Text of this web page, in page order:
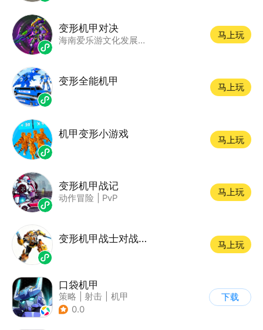
变形机甲对决
海南爱乐游文化发展有限公司
马上玩
变形全能机甲
马上玩
机甲变形小游戏
马上玩
变形机甲战记
动作冒险 PvP
马上玩
变形机甲战士对战游戏
马上玩
口袋机甲
策略 射击
机甲
| 二次元
0.0
下载